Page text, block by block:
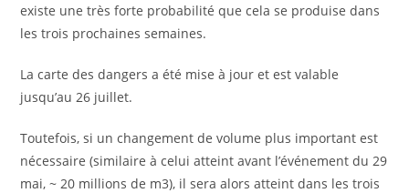
existe une très forte probabilité que cela se produise dans
les trois prochaines semaines.
La carte des dangers a été mise à jour et est valable
jusqu’au 26 juillet.
Toutefois, si un changement de volume plus important est
nécessaire (similaire à celui atteint avant l’événement du 29
mai, ~ 20 millions de m3), il sera alors atteint dans les trois